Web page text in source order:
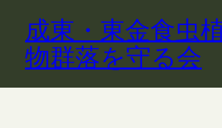
キ
成東・東金食虫
物群落を守る会